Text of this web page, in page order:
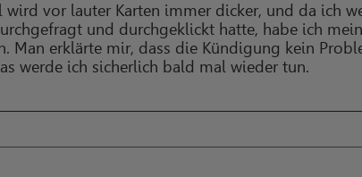
vor lauter Karten immer dicker, und da ich
und durchgeklickt hatte, habe ich
Man erklärte mir, dass die Kündigung kein
werde ich sicherlich bald mal wieder tun.